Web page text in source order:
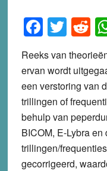
Reeks van
ervan wordt
een verstoring van
trillingen of
behulp van
BICOM, E-Lybra
trillingen/
gecorrigeerd,